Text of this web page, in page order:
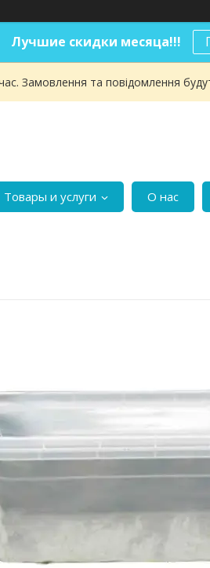
Лучшие скидки месяца!!!
Замовлення та повідомлення
Товары и услуги О нас